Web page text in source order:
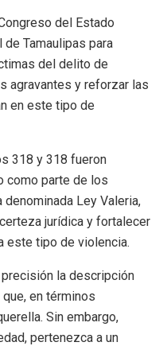
del Estado
Tamaulipas para
del delito de
agravantes y reforzar las
en este tipo de
318 y 318 fueron
como parte de los
Ley Valeria,
jurídica y fortalecer
este tipo de violencia.
la descripción
en términos
Sin embargo,
pertenezca a un